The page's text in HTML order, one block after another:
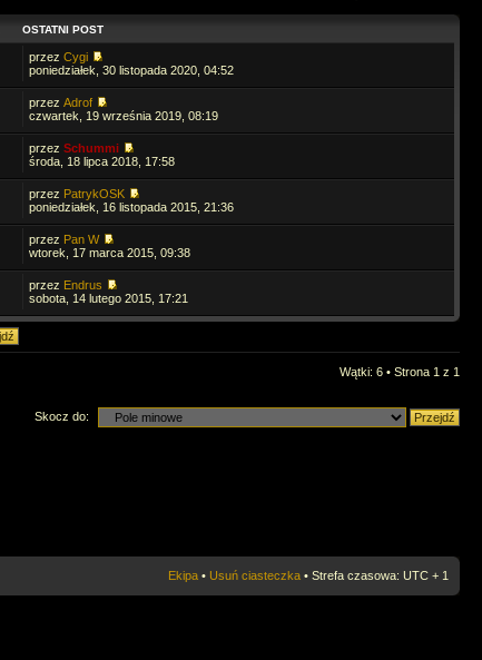
OSTATNI POST
przezCygi
poniedziałek, 30 listopada 2020, 04:52
przezAdrof
czwartek, 19 września 2019, 08:19
przezSchummi
środa, 18 lipca 2018, 17:58
przez PatrykOSK
poniedziałek, 16 listopada 2015, 21:36
przez Pan W
wtorek, 17 marca 2015, 09:38
przez Endrus
sobota, 14 lutego 2015, 17:21
Wątki: 6 • Strona 1 z 1
Skocz do:
Ekipa • Usuń ciasteczka • Strefa czasowa: UTC + 1